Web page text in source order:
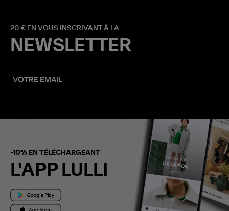
20 € EN VOUS INSCRIVANT À LA
NEWSLETTER
-10% EN TÉLÉCHARGEANT
L'APP LULLI